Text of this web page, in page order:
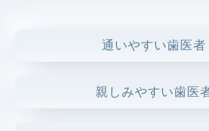
トニングトレーなど）
歯の痛みは大半が虫歯
通いやすい歯医者
親しみやすい歯医